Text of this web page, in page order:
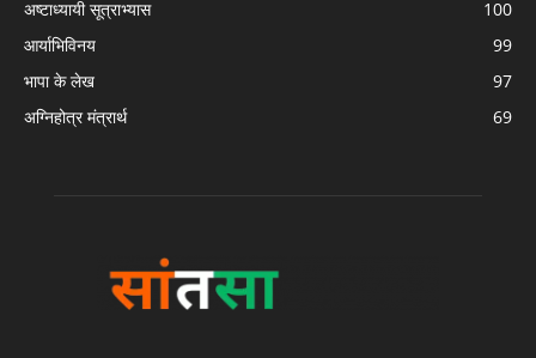
अष्टाध्यायी सूत्राभ्यास
100
आर्याभिविनय
99
भापा के लेख
97
अग्निहोत्र मंत्रार्थ
69